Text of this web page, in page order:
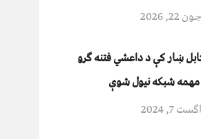
جون 22, 2026
ښار کې د داعشي فتنه ګرو
مهمه شبکه نيول شوې
اگست 7, 2024